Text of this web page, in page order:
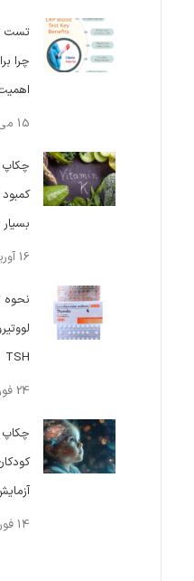
چرا
15 می 2026
16 آوریل 2026
نحوه
TSH
24 فوریه 2026
14 فوریه 2026